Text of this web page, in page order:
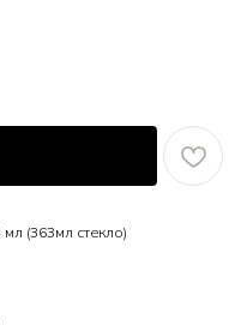
(363мл стекло)